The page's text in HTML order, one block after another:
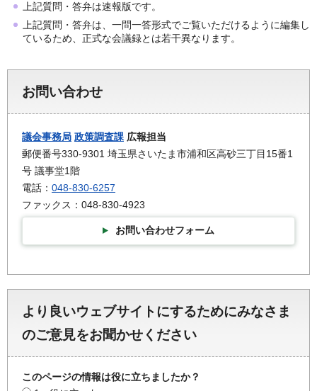
上記質問・答弁は速報版です。
上記質問・答弁は、一問一答形式でご覧いただけるように編集し
ているため、正式な会議録とは若干異なります。
お問い合わせ
議会事務局 政策調査課 広報担当
郵便番号330-9301 埼玉県さいたま市浦和区高砂三丁目15番1
号 議事堂1階
電話： 048-830-6257
ファックス：048-830-4923
お問い合わせフォーム
より良いウェブサイトにするためにみなさま
のご意見をお聞かせください
このページの情報は役に立ちましたか？